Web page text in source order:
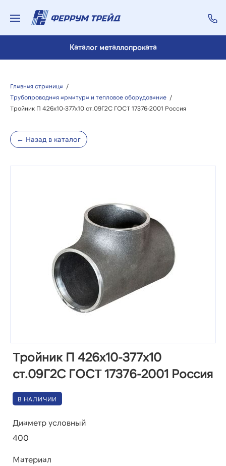
Каталог металлопроката
Главная страница /
Трубопроводная арматура и тепловое оборудование /
Тройник П 426х10-377х10 ст.09Г2С ГОСТ 17376-2001 Россия
← Назад в каталог
Тройник П 426х10-377х10
ст.09Г2С ГОСТ 17376-2001 Россия
В НАЛИЧИИ
Диаметр условный
400
Материал